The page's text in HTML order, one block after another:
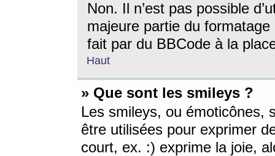
Non. Il n’est pas possible
majeure partie du
fait par du BBCode à la
Haut
» Que sont les smileys ?
Les smileys, ou émoticônes,
être utilisées pour exprimer
court, ex. :) exprime la joie,